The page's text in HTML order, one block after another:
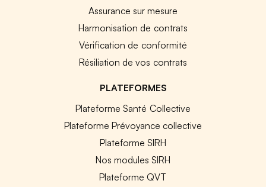
Assurance sur mesure
Harmonisation de contrats
Vérification de conformité
Résiliation de vos contrats
PLATEFORMES
Plateforme Santé Collective
Plateforme Prévoyance collective
Plateforme SIRH
Nos modules SIRH
Plateforme QVT